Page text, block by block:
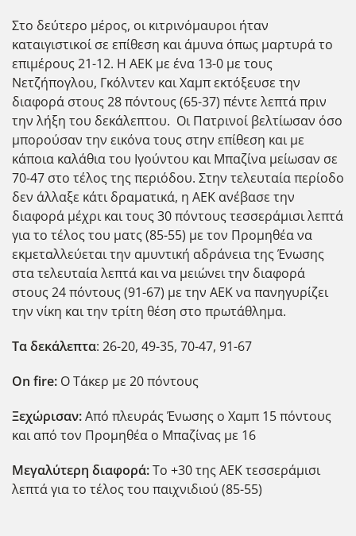
Στο δεύτερο μέρος, οι κιτρινόμαυροι ήταν
καταιγιστικοί σε επίθεση και άμυνα όπως μαρτυρά το
επιμέρους 21-12. Η ΑΕΚ με ένα 13-0 με τους
Νετζήπογλου, Γκόλντεν και Χαμπ εκτόξευσε την
διαφορά στους 28 πόντους (65-37) πέντε λεπτά πριν
την λήξη του δεκάλεπτου. Οι Πατρινοί βελτίωσαν όσο
μπορούσαν την εικόνα τους στην επίθεση και με
κάποια καλάθια του Ιγούντου και Μπαζίνα μείωσαν σε
70-47 στο τέλος της περιόδου. Στην τελευταία περίοδο
δεν άλλαξε κάτι δραματικά, η ΑΕΚ ανέβασε την
διαφορά μέχρι και τους 30 πόντους τεσσεράμισι λεπτά
για το τέλος του ματς (85-55) με τον Προμηθέα να
εκμεταλλεύεται την αμυντική αδράνεια της Ένωσης
στα τελευταία λεπτά και να μειώνει την διαφορά
στους 24 πόντους (91-67) με την ΑΕΚ να πανηγυρίζει
την νίκη και την τρίτη θέση στο πρωτάθλημα.
Τα δεκάλεπτα: 26-20, 49-35, 70-47, 91-67
On fire: Ο Tάκερ με 20 πόντους
Ξεχώρισαν:Από πλευράς Ένωσης ο Χαμπ 15 πόντους
και από τον Προμηθέα ο Μπαζίνας με 16
Μεγαλύτερη διαφορά:Το +30 της ΑΕΚ τεσσεράμισι
λεπτά για το τέλος του παιχνιδιού (85-55)